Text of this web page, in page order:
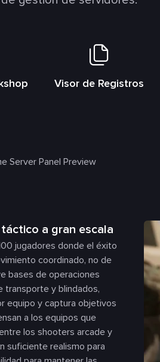
Visor de Registros
a gran escala
jugadores donde el éxito
coordinado, no de
bases de operaciones
transporte y blindados,
equipo y captura objetivos
a los equipos que
los shooters arcade y
suficiente realismo para